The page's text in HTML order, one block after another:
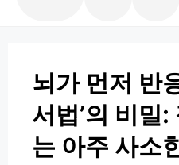
뇌가 먼저 반
서법’의 비밀
는 아주 사소